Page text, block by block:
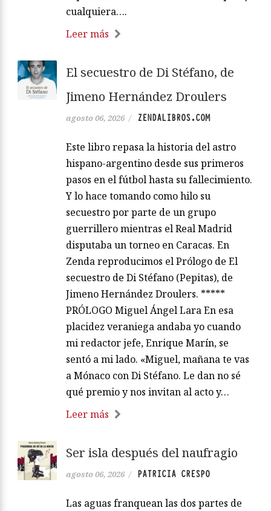
cualquiera….
Leer más
El secuestro de Di Stéfano, de
Jimeno Hernández Droulers
agosto 06, 2026 / ZENDALIBROS.COM
Este libro repasa la historia del astro
hispano-argentino desde sus primeros
pasos en el fútbol hasta su fallecimiento.
Y lo hace tomando como hilo su
secuestro por parte de un grupo
guerrillero mientras el Real Madrid
disputaba un torneo en Caracas. En
Zenda reproducimos el Prólogo de El
secuestro de Di Stéfano (Pepitas), de
Jimeno Hernández Droulers. *****
PRÓLOGO Miguel Ángel Lara En esa
placidez veraniega andaba yo cuando
mi redactor jefe, Enrique Marín, se
sentó a mi lado. «Miguel, mañana te vas
a Mónaco con Di Stéfano. Le dan no sé
qué premio y nos invitan al acto y…
Leer más
Ser isla después del naufragio
agosto 06, 2026 / PATRICIA CRESPO
Las aguas franquean las dos partes de